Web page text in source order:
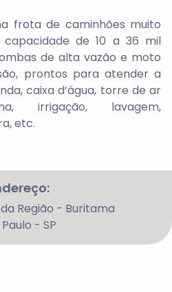
frota de caminhões muito
de 10 a 36 mil
de alta vazão e moto
prontos para atender a
caixa d’água, torre de ar
irrigação, lavagem,
etc.
Região - Buritama
- SP